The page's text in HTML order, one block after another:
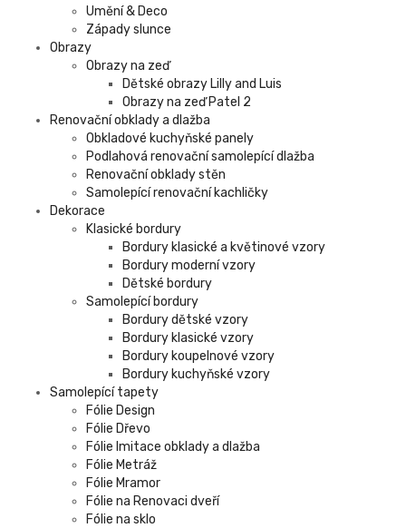
Umění & Deco
Západy slunce
Obrazy
Obrazy na zeď
Dětské obrazy Lilly and Luis
Obrazy na zeď Patel 2
Renovační obklady a dlažba
Obkladové kuchyňské panely
Podlahová renovační samolepící dlažba
Renovační obklady stěn
Samolepící renovační kachličky
Dekorace
Klasické bordury
Bordury klasické a květinové vzory
Bordury moderní vzory
Dětské bordury
Samolepící bordury
Bordury dětské vzory
Bordury klasické vzory
Bordury koupelnové vzory
Bordury kuchyňské vzory
Samolepící tapety
Fólie Design
Fólie Dřevo
Fólie Imitace obklady a dlažba
Fólie Metráž
Fólie Mramor
Fólie na Renovaci dveří
Fólie na sklo